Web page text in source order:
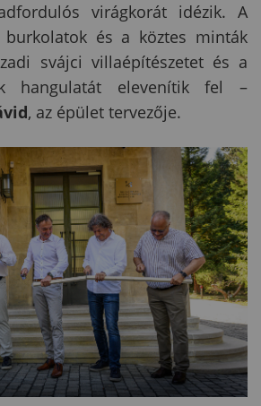
virágkorát idézik. A
burkolatok és a köztes minták
svájci villaépítészetet és a
hangulatát elevenítik fel –
, az épület tervezője.